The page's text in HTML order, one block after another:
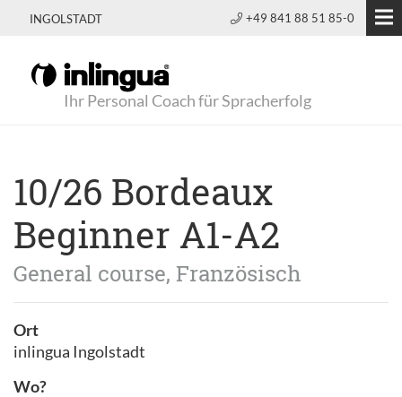
INGOLSTADT +49 841 88 51 85-0
Ihr Personal Coach für Spracherfolg
10/26 Bordeaux
Beginner A1-A2
General course, Französisch
Ort
inlingua Ingolstadt
Wo?